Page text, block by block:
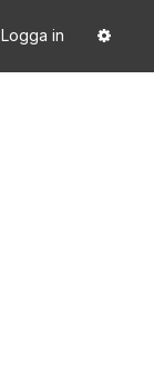
Logga in